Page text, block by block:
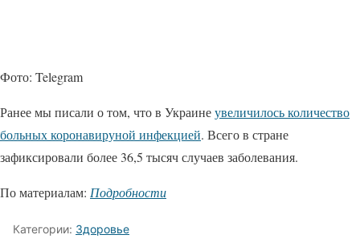
Фото: Telegram
Ранее мы писали о том, что в Украинеувеличилось количество
больных коронавируной инфекцией. Всего в стране
зафиксировали более 36,5 тысяч случаев заболевания.
По материалам: Подробности
Категории: Здоровье